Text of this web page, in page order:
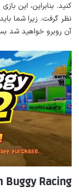
کنید. بنابراین، این
نظر گرفت. زیرا شما
آن روبرو خواهید شد
Buggy Racing